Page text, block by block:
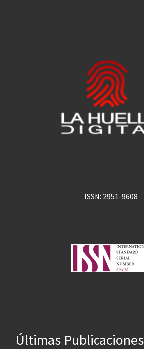
ISSN: 2951-9608
Últimas Publicaciones